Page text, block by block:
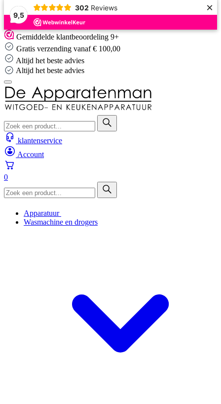
9,5
302 Reviews ×
Skip
to
content
Gemiddelde klantbeoordeling 9+
Gratis verzending vanaf € 100,00
Altijd het beste advies
Altijd het beste advies
klantenservice
Account
0
Apparatuur
Wasmachine en drogers